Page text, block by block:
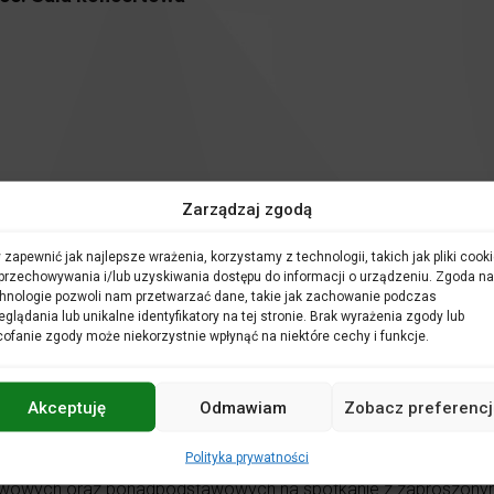
Zarządzaj zgodą
zapewnić jak najlepsze wrażenia, korzystamy z technologii, takich jak pliki
i/lub uzyskiwania dostępu do informacji o urządzeniu. Zgoda
pozwoli nam przetwarzać dane, takie jak zachowanie podczas
lub unikalne identyfikatory na tej stronie. Brak wyrażenia zgody lub
zgody może niekorzystnie wpłynąć na niektóre cechy i funkcje.
Akceptuję Odmawiam Zobacz
Polityka prywatności
zwykłym dniem pracy. W tym czasie odbywa się
wieczornym koncertem.
procesie kreowania sztuki. Zobaczyć, a przede wszystkim
te dają możliwość poznania tajników pracy orkiestry
artystami.
spotkanie pogadanką nt. prezentowanego podczas
jest integralną częścią otwartej próby generalnej.
się próba z orkiestrą. Program zaprezentowany podczas
z orkiestrą. Dyrygent również ustala dokładny czas
oraz ponadpodstawowych na spotkanie z